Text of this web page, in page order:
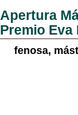
Apertura
Premio Eva
fenosa,